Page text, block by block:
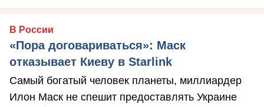
В России
«Пора договариваться»: Маск
отказывает Киеву в Starlink
Самый богатый человек планеты, миллиардер
Илон Маск не спешит предоставлять Украине